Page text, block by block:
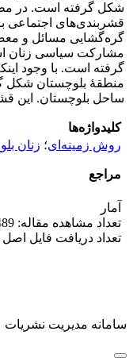
قشربندی‌های اجتماعی
گره‌گشایی مسائل و
مشارکت سیاسی زنان
گرفته است. با وجود
منطقۀ بلوچستان شکل
ساحل بلوچستان. این
کلیدواژه‌ها
روش زمینه‌ای؛ زنان
مراجع
آمار
تعداد مشاهده مقاله: 1,489
تعداد دریافت فایل اصل
سامانه مدیریت